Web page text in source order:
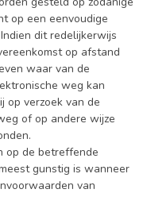
op een eenvoudige
dit redelijkerwijs
op afstand
waar van de
weg kan
op verzoek van de
of op andere wijze
op de betreffende
gunstig is wanneer
van